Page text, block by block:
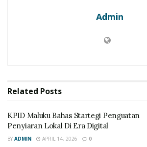
Admin
Related Posts
KPID Maluku Bahas Startegi Penguatan
Penyiaran Lokal Di Era Digital
BY ADMIN APRIL 14, 2026 0